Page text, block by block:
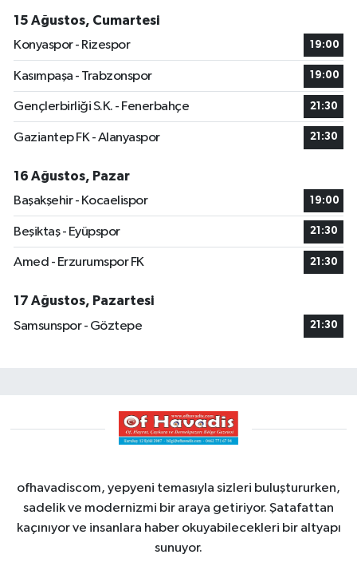
15 Ağustos, Cumartesi
Konyaspor - Rizespor
19:00
Kasımpaşa - Trabzonspor 19:00
Gençlerbirliği S.K. - Fenerbahçe 21:30
Gaziantep FK - Alanyaspor 21:30
16 Ağustos, Pazar
Başakşehir - Kocaelispor
19:00
Beşiktaş - Eyüpspor 21:30
Amed - Erzurumspor FK 21:30
17 Ağustos, Pazartesi
Samsunspor - Göztepe
21:30
ofhavadiscom, yepyeni temasıyla sizleri buluştururken,
sadelik ve modernizmi bir araya getiriyor. Şatafattan
kaçınıyor ve insanlara haber okuyabilecekleri bir altyapı
sunuyor.